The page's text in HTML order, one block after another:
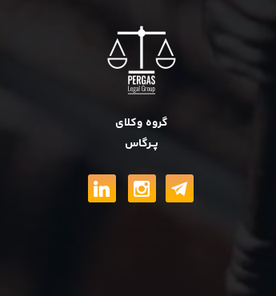
گروه وکلای
پــرگاس